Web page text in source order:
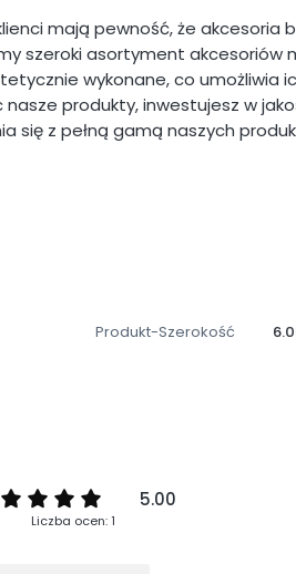
mają pewność, że akcesoria
szeroki asortyment akcesoriów
wykonane, co umożliwia
produkty, inwestujesz w
się z pełną gamą naszych
Produkt-Szerokość
5.00
Liczba ocen: 1